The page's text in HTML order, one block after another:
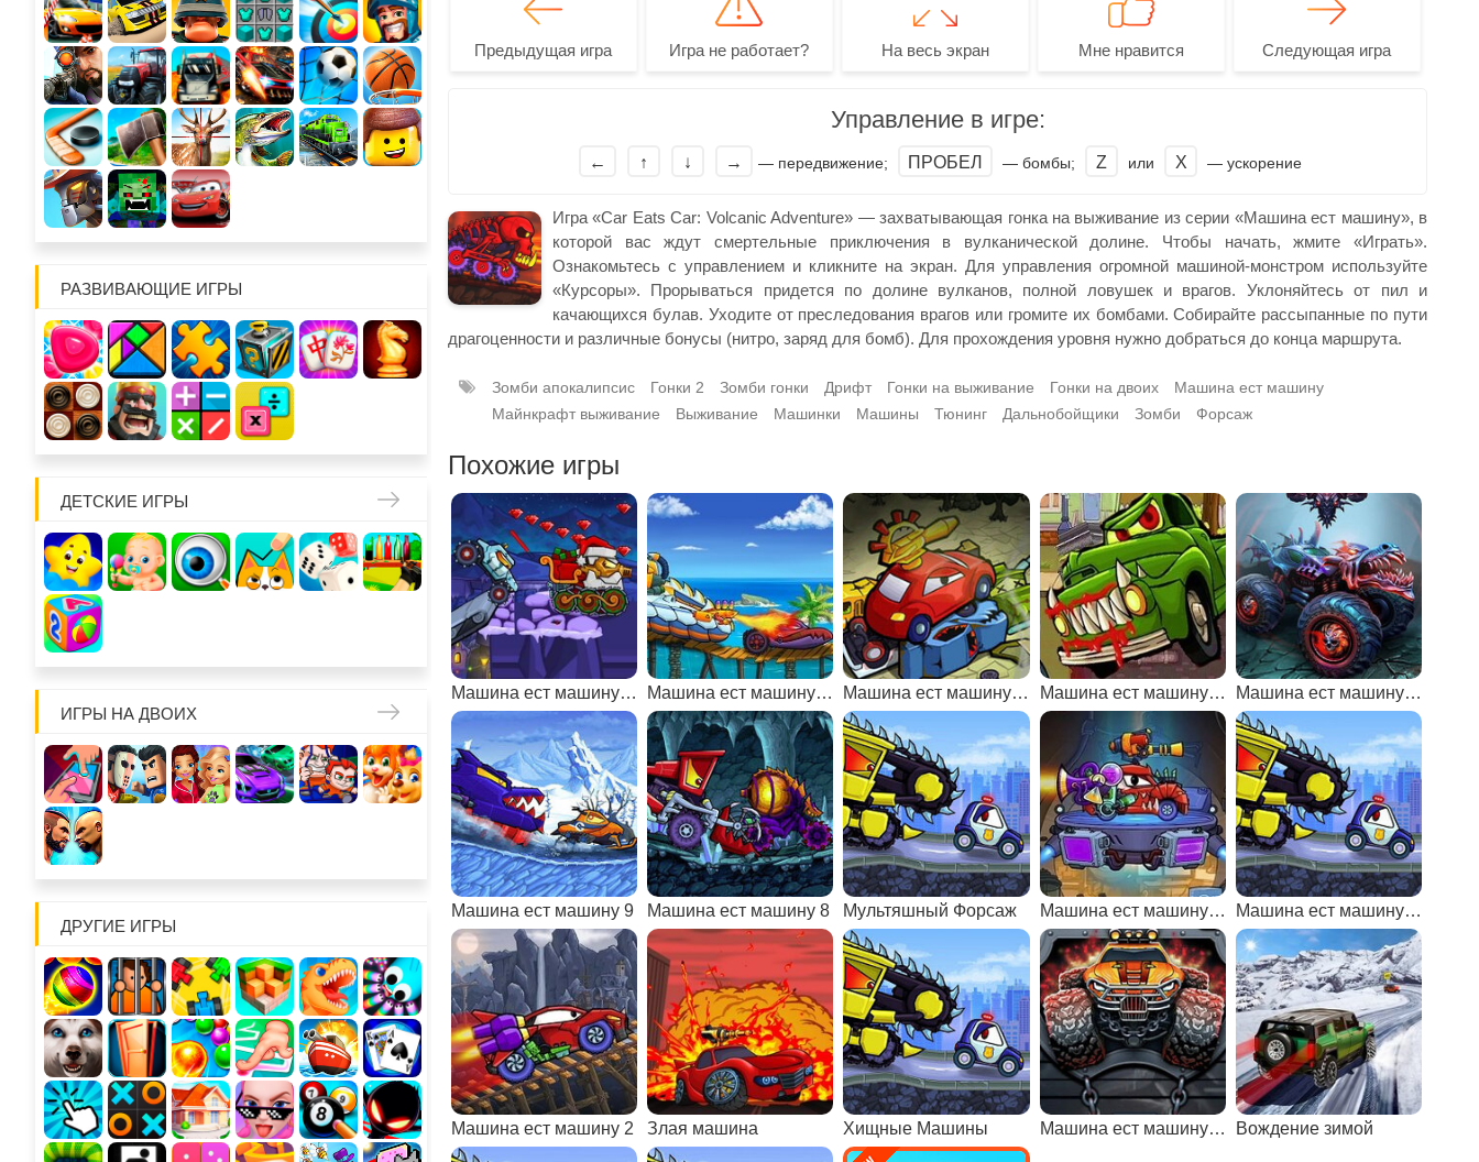
РАЗВИВАЮЩИЕ ИГРЫ
ДЕТСКИЕ ИГРЫ
ИГРЫ НА ДВОИХ
ДРУГИЕ ИГРЫ
Предыдущая игра Игра не работает? На весь экран Мне нравится Следующая игра
Управление в игре:
← ↑ ↓ → — передвижение; ПРОБЕЛ — бомбы; Z или X — ускорение
Игра «Car Eats Car: Volcanic Adventure» — захватывающая гонка на выживание из серии «Машина ест машину», в
которой вас ждут смертельные приключения в вулканической долине. Чтобы начать, жмите «Играть».
Ознакомьтесь с управлением и кликните на экран. Для управления огромной машиной-монстром используйте
«Курсоры». Прорываться придется по долине вулканов, полной ловушек и врагов. Уклоняйтесь от пил и
качающихся булав. Уходите от преследования врагов или громите их бомбами. Собирайте рассыпанные по пути
драгоценности и различные бонусы (нитро, заряд для бомб). Для прохождения уровня нужно добраться до конца маршрута.
Зомби апокалипсис Гонки 2 Зомби гонки Дрифт Гонки на выживание Гонки на двоих
Машина ест машину
Майнкрафт выживание
Выживание Машинки Машины Тюнинг Дальнобойщики Зомби Форсаж
Похожие игры
Машина ест машину: арктические приключения Машина ест машину морские приключения Машина ест машину 6: хищные машины Машина ест машину 2: делюкс с читами Машина ест машину 3: хищные машины
Машина ест машину 9 Машина ест машину 8 Мультяшный Форсаж Машина ест машину 2 с читами Машина ест машину 7: хищные машины
Машина ест машину 2 Злая машина Хищные Машины Машина ест машину 5: хищные машины Вождение зимой